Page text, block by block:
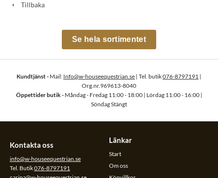
Tillbaka
Se hela sortimentet
Kundtjänst - Mail: Info@w-houseequestrian.se | Tel. butik076-8797191 |
Org.nr.969613-8040
Öppettider butik - Måndag - Fredag 11:00 - 18:00 | Lördag 11:00 - 16:00 |
Söndag Stängt
Kontakta oss
info@w-houseequestrian.se
Tel. Butik076-8797191
Länkar
Start
Om oss